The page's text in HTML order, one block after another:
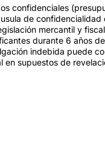
confidenciales
de
mercantil y
durante 6 años
indebida puede
supuestos de